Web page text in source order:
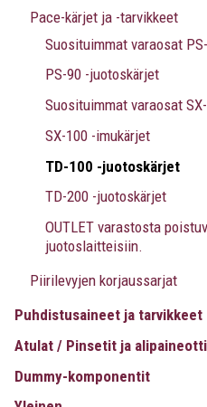
Pace-kärjet ja -tarvikkeet
Suosituimmat varaosat
PS-90 -juotoskärjet
Suosituimmat varaosat
SX-100 -imukärjet
TD-100 -juotoskärjet
TD-200 -juotoskärjet
OUTLET varastosta
juotoslaitteisiin.
Piirilevyjen korjaussarjat
Puhdistusaineet ja tarvikkeet
Atulat / Pinsetit ja
Dummy-komponentit